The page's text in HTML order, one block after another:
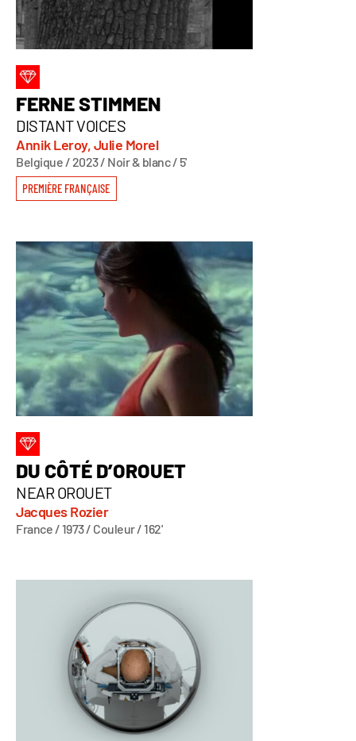
FERNE STIMMEN
DISTANT VOICES
Annik Leroy, Julie Morel
Belgique / 2023 / Noir & blanc / 5'
PREMIÈRE FRANÇAISE
DU CÔTÉ D’OROUET
NEAR OROUET
Jacques Rozier
France / 1973 / Couleur / 162'